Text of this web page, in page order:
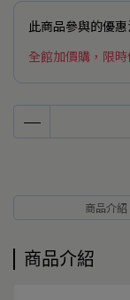
此商品參與的優
全館加價購，限時
商品介紹
商品介紹